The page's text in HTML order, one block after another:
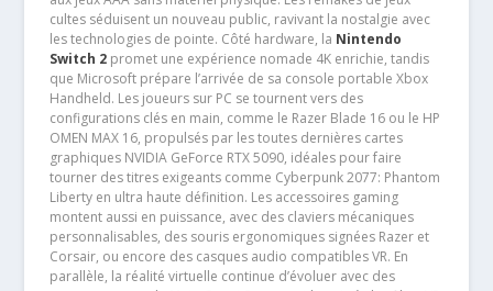
cultes séduisent un nouveau public, ravivant la nostalgie avec
les technologies de pointe. Côté hardware, la Nintendo
Switch 2promet une expérience nomade 4K enrichie, tandis
que Microsoft prépare l’arrivée de sa console portable Xbox
Handheld. Les joueurs sur PC se tournent vers des
configurations clés en main, comme le Razer Blade 16 ou le HP
OMEN MAX 16, propulsés par les toutes dernières cartes
graphiques NVIDIA GeForce RTX 5090, idéales pour faire
tourner des titres exigeants comme Cyberpunk 2077: Phantom
Liberty en ultra haute définition. Les accessoires gaming
montent aussi en puissance, avec des claviers mécaniques
personnalisables, des souris ergonomiques signées Razer et
Corsair, ou encore des casques audio compatibles VR. En
parallèle, la réalité virtuelle continue d’évoluer avec des